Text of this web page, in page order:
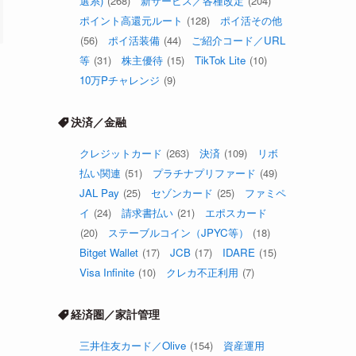
ポイント高還元ルート (128)
ポイ活その他
(56)
ポイ活装備 (44)
ご紹介コード／URL
等 (31) 株主優待 (15) TikTok Lite (10)
10万Pチャレンジ (9)
決済／金融
クレジットカード (263) 決済 (109)
リボ
払い関連 (51) プラチナプリファード (49)
JAL Pay (25) セゾンカード (25)
ファミペ
イ (24) 請求書払い (21)
エポスカード
(20)
ステーブルコイン（JPYC等）
(18)
Bitget Wallet (17) JCB (17) IDARE (15)
Visa Infinite (10) クレカ不正利用 (7)
経済圏／家計管理
三井住友カード／Olive (154)
資産運用